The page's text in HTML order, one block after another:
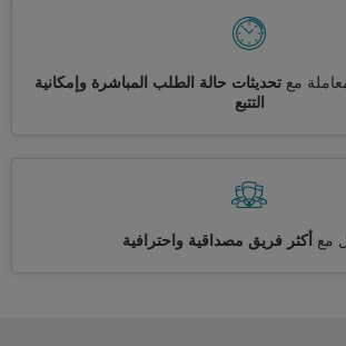
مع تحديثات حالة الطلب المباشرة وإمكانية
التتبع
مع أكثر فريق مصداقية واحترافية